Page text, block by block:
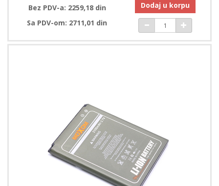
Bez PDV-a: 2259,18 din
Sa PDV-om: 2711,01 din
Dodaj u korpu